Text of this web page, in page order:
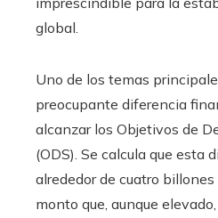
global.
Uno de los temas
preocupante diferencia
alcanzar los Objetivos de
(ODS). Se calcula que esta
alrededor de cuatro
monto que, aunque